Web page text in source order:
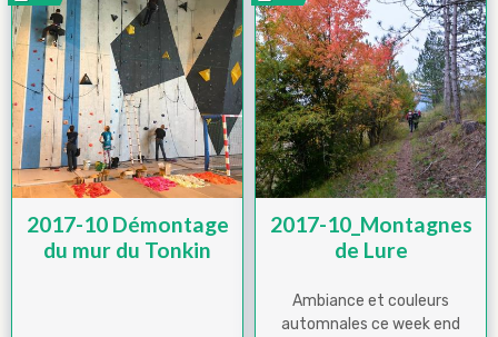
2017-10 Démontage
du mur du Tonkin
2017-10_Montagnes
de Lure
Ambiance et couleurs
automnales ce week end